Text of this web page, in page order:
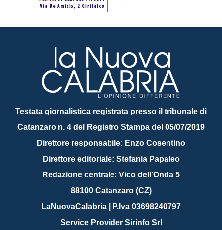
Testata giornalistica registrata presso il tribunale di
Catanzaro n. 4 del Registro Stampa del 05/07/2019
Direttore responsabile: Enzo Cosentino
Direttore editoriale: Stefania Papaleo
Redazione centrale: Vico dell'Onda 5
88100 Catanzaro (CZ)
LaNuovaCalabria | P.Iva 03698240797
Service Provider Sirinfo Srl